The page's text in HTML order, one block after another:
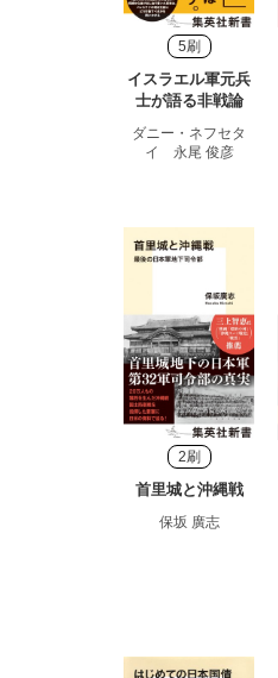
5刷
イスラエル軍元兵
士が語る非戦論
ダニー・ネフセタ
イ 永尾 俊彦
2刷
首里城と沖縄戦
保坂 廣志